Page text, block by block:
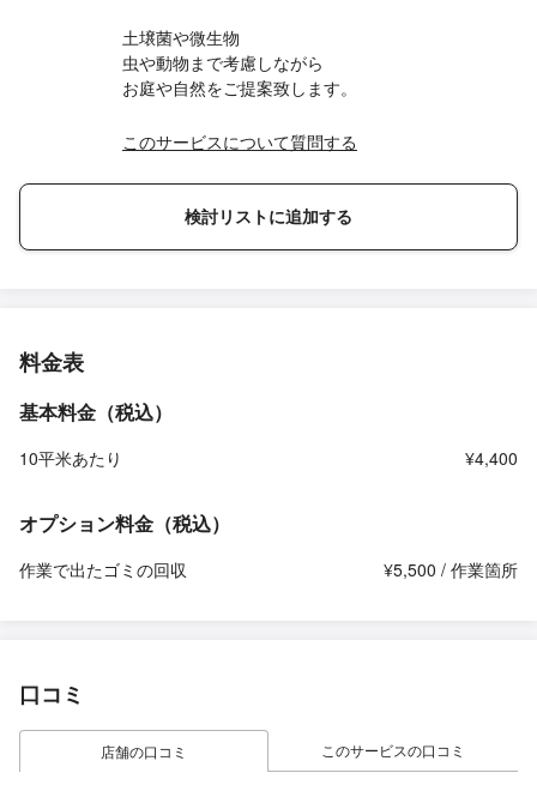
土壌菌や微生物
虫や動物まで考慮しながら
お庭や自然をご提案致します。
このサービスについて質問する
検討リストに追加する
料金表
基本料金（税込）
10平米あたり ¥4,400
オプション料金（税込）
作業で出たゴミの回収 ¥5,500 / 作業箇所
口コミ
店舗の口コミ このサービスの口コミ